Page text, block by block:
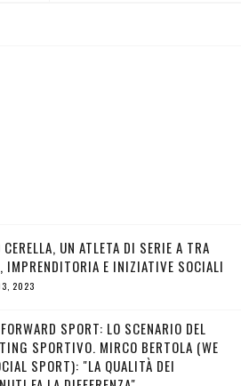
CERELLA, UN ATLETA DI SERIE A TRA
IMPRENDITORIA E INIZIATIVE SOCIALI
2023
SPORT: LO SCENARIO DEL
SPORTIVO. MIRCO BERTOLA (WE
SPORT): "LA QUALITÀ DEI